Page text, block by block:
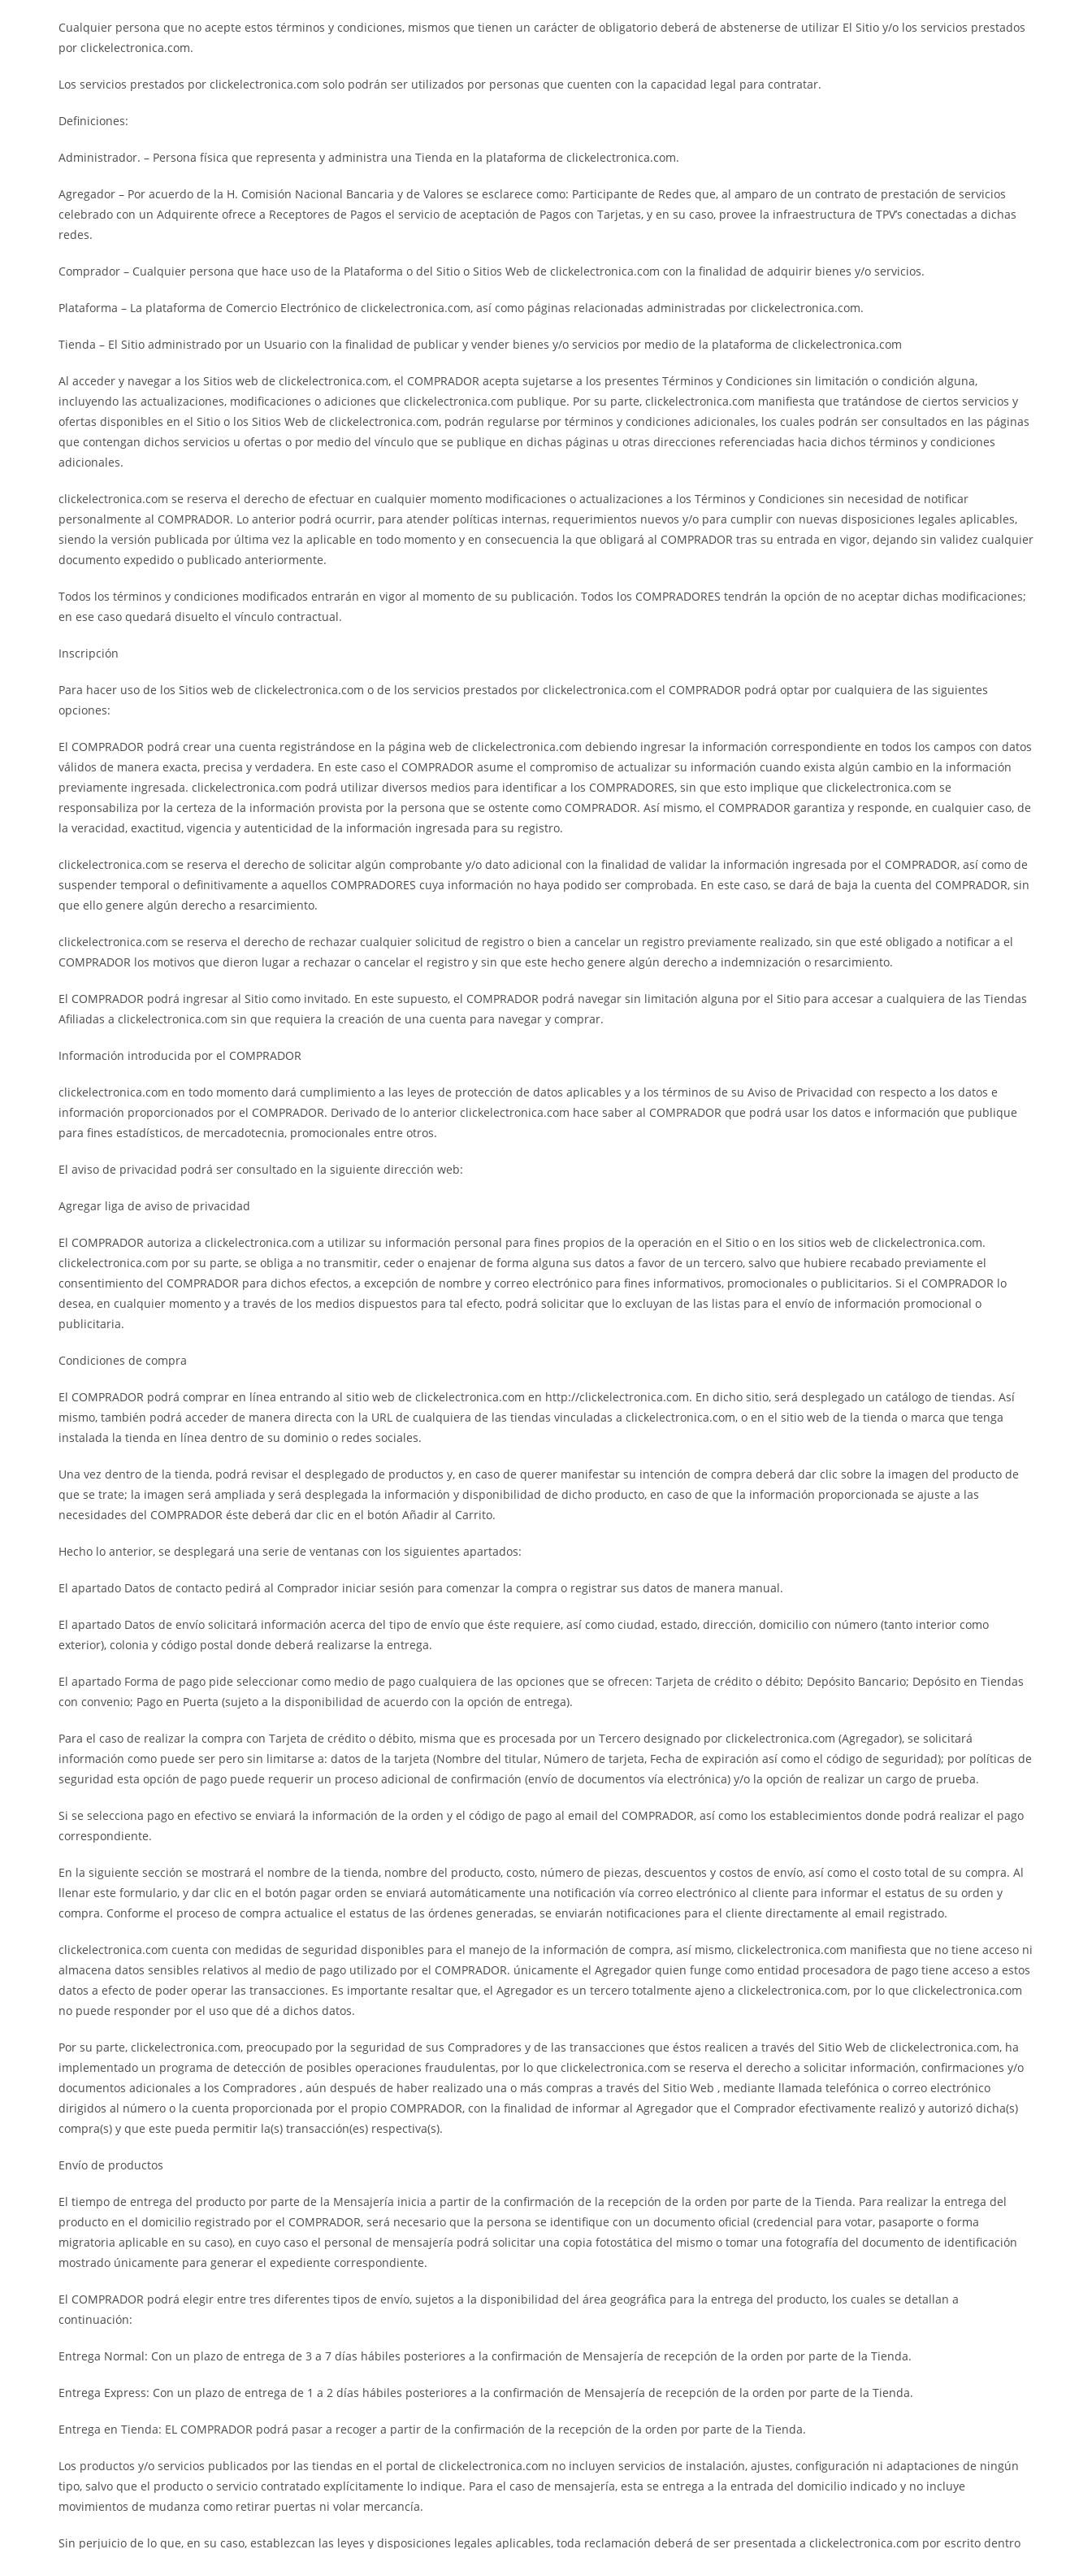
Cualquier persona que no acepte estos términos y condiciones, mismos que tienen un carácter de obligatorio deberá de abstenerse de utilizar El Sitio y/o los servicios prestados
por clickelectronica.com.
Los servicios prestados por clickelectronica.com solo podrán ser utilizados por personas que cuenten con la capacidad legal para contratar.
Definiciones:
Administrador. – Persona física que representa y administra una Tienda en la plataforma de clickelectronica.com.
Agregador – Por acuerdo de la H. Comisión Nacional Bancaria y de Valores se esclarece como: Participante de Redes que, al amparo de un contrato de prestación de servicios
celebrado con un Adquirente ofrece a Receptores de Pagos el servicio de aceptación de Pagos con Tarjetas, y en su caso, provee la infraestructura de TPV’s conectadas a dichas
redes.
Comprador – Cualquier persona que hace uso de la Plataforma o del Sitio o Sitios Web de clickelectronica.com con la finalidad de adquirir bienes y/o servicios.
Plataforma – La plataforma de Comercio Electrónico de clickelectronica.com, así como páginas relacionadas administradas por clickelectronica.com.
Tienda – El Sitio administrado por un Usuario con la finalidad de publicar y vender bienes y/o servicios por medio de la plataforma de clickelectronica.com
Al acceder y navegar a los Sitios web de clickelectronica.com, el COMPRADOR acepta sujetarse a los presentes Términos y Condiciones sin limitación o condición alguna,
incluyendo las actualizaciones, modificaciones o adiciones que clickelectronica.com publique. Por su parte, clickelectronica.com manifiesta que tratándose de ciertos servicios y
ofertas disponibles en el Sitio o los Sitios Web de clickelectronica.com, podrán regularse por términos y condiciones adicionales, los cuales podrán ser consultados en las páginas
que contengan dichos servicios u ofertas o por medio del vínculo que se publique en dichas páginas u otras direcciones referenciadas hacia dichos términos y condiciones
adicionales.
clickelectronica.com se reserva el derecho de efectuar en cualquier momento modificaciones o actualizaciones a los Términos y Condiciones sin necesidad de notificar
personalmente al COMPRADOR. Lo anterior podrá ocurrir, para atender políticas internas, requerimientos nuevos y/o para cumplir con nuevas disposiciones legales aplicables,
siendo la versión publicada por última vez la aplicable en todo momento y en consecuencia la que obligará al COMPRADOR tras su entrada en vigor, dejando sin validez cualquier
documento expedido o publicado anteriormente.
Todos los términos y condiciones modificados entrarán en vigor al momento de su publicación. Todos los COMPRADORES tendrán la opción de no aceptar dichas modificaciones;
en ese caso quedará disuelto el vínculo contractual.
Inscripción
Para hacer uso de los Sitios web de clickelectronica.com o de los servicios prestados por clickelectronica.com el COMPRADOR podrá optar por cualquiera de las siguientes
opciones:
El COMPRADOR podrá crear una cuenta registrándose en la página web de clickelectronica.com debiendo ingresar la información correspondiente en todos los campos con datos
válidos de manera exacta, precisa y verdadera. En este caso el COMPRADOR asume el compromiso de actualizar su información cuando exista algún cambio en la información
previamente ingresada. clickelectronica.com podrá utilizar diversos medios para identificar a los COMPRADORES, sin que esto implique que clickelectronica.com se
responsabiliza por la certeza de la información provista por la persona que se ostente como COMPRADOR. Así mismo, el COMPRADOR garantiza y responde, en cualquier caso, de
la veracidad, exactitud, vigencia y autenticidad de la información ingresada para su registro.
clickelectronica.com se reserva el derecho de solicitar algún comprobante y/o dato adicional con la finalidad de validar la información ingresada por el COMPRADOR, así como de
suspender temporal o definitivamente a aquellos COMPRADORES cuya información no haya podido ser comprobada. En este caso, se dará de baja la cuenta del COMPRADOR, sin
que ello genere algún derecho a resarcimiento.
clickelectronica.com se reserva el derecho de rechazar cualquier solicitud de registro o bien a cancelar un registro previamente realizado, sin que esté obligado a notificar a el
COMPRADOR los motivos que dieron lugar a rechazar o cancelar el registro y sin que este hecho genere algún derecho a indemnización o resarcimiento.
El COMPRADOR podrá ingresar al Sitio como invitado. En este supuesto, el COMPRADOR podrá navegar sin limitación alguna por el Sitio para accesar a cualquiera de las Tiendas
Afiliadas a clickelectronica.com sin que requiera la creación de una cuenta para navegar y comprar.
Información introducida por el COMPRADOR
clickelectronica.com en todo momento dará cumplimiento a las leyes de protección de datos aplicables y a los términos de su Aviso de Privacidad con respecto a los datos e
información proporcionados por el COMPRADOR. Derivado de lo anterior clickelectronica.com hace saber al COMPRADOR que podrá usar los datos e información que publique
para fines estadísticos, de mercadotecnia, promocionales entre otros.
El aviso de privacidad podrá ser consultado en la siguiente dirección web:
Agregar liga de aviso de privacidad
El COMPRADOR autoriza a clickelectronica.com a utilizar su información personal para fines propios de la operación en el Sitio o en los sitios web de clickelectronica.com.
clickelectronica.com por su parte, se obliga a no transmitir, ceder o enajenar de forma alguna sus datos a favor de un tercero, salvo que hubiere recabado previamente el
consentimiento del COMPRADOR para dichos efectos, a excepción de nombre y correo electrónico para fines informativos, promocionales o publicitarios. Si el COMPRADOR lo
desea, en cualquier momento y a través de los medios dispuestos para tal efecto, podrá solicitar que lo excluyan de las listas para el envío de información promocional o
publicitaria.
Condiciones de compra
El COMPRADOR podrá comprar en línea entrando al sitio web de clickelectronica.com en http://clickelectronica.com. En dicho sitio, será desplegado un catálogo de tiendas. Así
mismo, también podrá acceder de manera directa con la URL de cualquiera de las tiendas vinculadas a clickelectronica.com, o en el sitio web de la tienda o marca que tenga
instalada la tienda en línea dentro de su dominio o redes sociales.
Una vez dentro de la tienda, podrá revisar el desplegado de productos y, en caso de querer manifestar su intención de compra deberá dar clic sobre la imagen del producto de
que se trate; la imagen será ampliada y será desplegada la información y disponibilidad de dicho producto, en caso de que la información proporcionada se ajuste a las
necesidades del COMPRADOR éste deberá dar clic en el botón Añadir al Carrito.
Hecho lo anterior, se desplegará una serie de ventanas con los siguientes apartados:
El apartado Datos de contacto pedirá al Comprador iniciar sesión para comenzar la compra o registrar sus datos de manera manual.
El apartado Datos de envío solicitará información acerca del tipo de envío que éste requiere, así como ciudad, estado, dirección, domicilio con número (tanto interior como
exterior), colonia y código postal donde deberá realizarse la entrega.
El apartado Forma de pago pide seleccionar como medio de pago cualquiera de las opciones que se ofrecen: Tarjeta de crédito o débito; Depósito Bancario; Depósito en Tiendas
con convenio; Pago en Puerta (sujeto a la disponibilidad de acuerdo con la opción de entrega).
Para el caso de realizar la compra con Tarjeta de crédito o débito, misma que es procesada por un Tercero designado por clickelectronica.com (Agregador), se solicitará
información como puede ser pero sin limitarse a: datos de la tarjeta (Nombre del titular, Número de tarjeta, Fecha de expiración así como el código de seguridad); por políticas de
seguridad esta opción de pago puede requerir un proceso adicional de confirmación (envío de documentos vía electrónica) y/o la opción de realizar un cargo de prueba.
Si se selecciona pago en efectivo se enviará la información de la orden y el código de pago al email del COMPRADOR, así como los establecimientos donde podrá realizar el pago
correspondiente.
En la siguiente sección se mostrará el nombre de la tienda, nombre del producto, costo, número de piezas, descuentos y costos de envío, así como el costo total de su compra. Al
llenar este formulario, y dar clic en el botón pagar orden se enviará automáticamente una notificación vía correo electrónico al cliente para informar el estatus de su orden y
compra. Conforme el proceso de compra actualice el estatus de las órdenes generadas, se enviarán notificaciones para el cliente directamente al email registrado.
clickelectronica.com cuenta con medidas de seguridad disponibles para el manejo de la información de compra, así mismo, clickelectronica.com manifiesta que no tiene acceso ni
almacena datos sensibles relativos al medio de pago utilizado por el COMPRADOR. únicamente el Agregador quien funge como entidad procesadora de pago tiene acceso a estos
datos a efecto de poder operar las transacciones. Es importante resaltar que, el Agregador es un tercero totalmente ajeno a clickelectronica.com, por lo que clickelectronica.com
no puede responder por el uso que dé a dichos datos.
Por su parte, clickelectronica.com, preocupado por la seguridad de sus Compradores y de las transacciones que éstos realicen a través del Sitio Web de clickelectronica.com, ha
implementado un programa de detección de posibles operaciones fraudulentas, por lo que clickelectronica.com se reserva el derecho a solicitar información, confirmaciones y/o
documentos adicionales a los Compradores , aún después de haber realizado una o más compras a través del Sitio Web , mediante llamada telefónica o correo electrónico
dirigidos al número o la cuenta proporcionada por el propio COMPRADOR, con la finalidad de informar al Agregador que el Comprador efectivamente realizó y autorizó dicha(s)
compra(s) y que este pueda permitir la(s) transacción(es) respectiva(s).
Envío de productos
El tiempo de entrega del producto por parte de la Mensajería inicia a partir de la confirmación de la recepción de la orden por parte de la Tienda. Para realizar la entrega del
producto en el domicilio registrado por el COMPRADOR, será necesario que la persona se identifique con un documento oficial (credencial para votar, pasaporte o forma
migratoria aplicable en su caso), en cuyo caso el personal de mensajería podrá solicitar una copia fotostática del mismo o tomar una fotografía del documento de identificación
mostrado únicamente para generar el expediente correspondiente.
El COMPRADOR podrá elegir entre tres diferentes tipos de envío, sujetos a la disponibilidad del área geográfica para la entrega del producto, los cuales se detallan a
continuación:
Entrega Normal: Con un plazo de entrega de 3 a 7 días hábiles posteriores a la confirmación de Mensajería de recepción de la orden por parte de la Tienda.
Entrega Express: Con un plazo de entrega de 1 a 2 días hábiles posteriores a la confirmación de Mensajería de recepción de la orden por parte de la Tienda.
Entrega en Tienda: EL COMPRADOR podrá pasar a recoger a partir de la confirmación de la recepción de la orden por parte de la Tienda.
Los productos y/o servicios publicados por las tiendas en el portal de clickelectronica.com no incluyen servicios de instalación, ajustes, configuración ni adaptaciones de ningún
tipo, salvo que el producto o servicio contratado explícitamente lo indique. Para el caso de mensajería, esta se entrega a la entrada del domicilio indicado y no incluye
movimientos de mudanza como retirar puertas ni volar mercancía.
Sin perjuicio de lo que, en su caso, establezcan las leyes y disposiciones legales aplicables, toda reclamación deberá de ser presentada a clickelectronica.com por escrito dentro